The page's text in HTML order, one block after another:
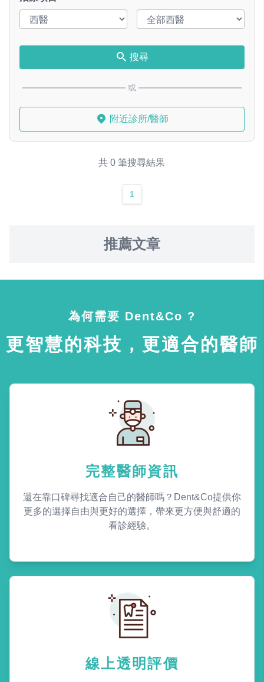
搜尋
或
附近診所/醫師
共 0 筆搜尋結果
1
推薦文章
為何需要 Dent&Co ?
更智慧的科技，更適合的醫師
完整醫師資訊
還在靠口碑尋找適合自己的醫師嗎？Dent&Co提供你
更多的選擇自由與更好的選擇，帶來更方便與舒適的
看診經驗。
線上透明評價